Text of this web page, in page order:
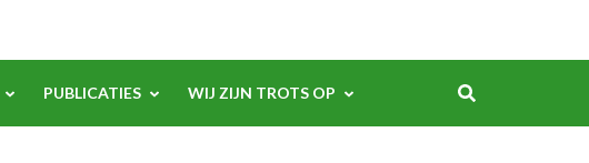
PUBLICATIES WIJ ZIJN TROTS OP